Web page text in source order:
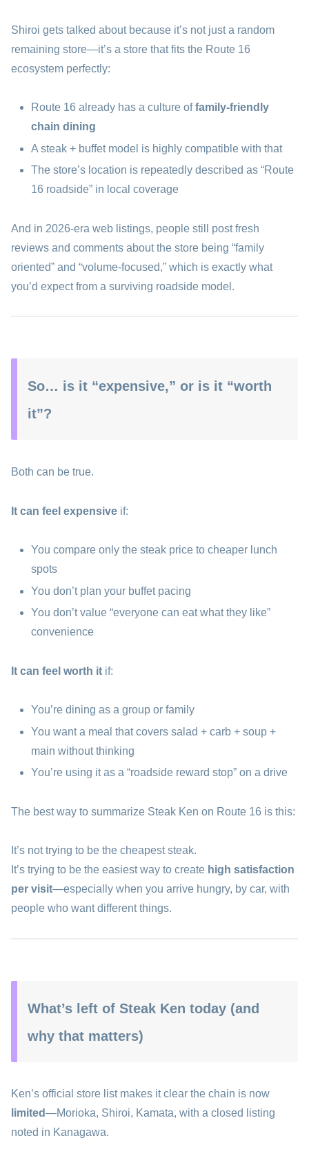
Shiroi gets talked about because it’s not just a random
remaining store—it’s a store that fits the Route 16
ecosystem perfectly:
Route 16 already has a culture offamily-friendly
chain dining
A steak + buffet model is highly compatible with that
The store’s location is repeatedly described as “Route
16 roadside” in local coverage
And in 2026-era web listings, people still post fresh
reviews and comments about the store being “family
oriented” and “volume-focused,” which is exactly what
you’d expect from a surviving roadside model.
So… is it “expensive,” or is it “worth
it”?
Both can be true.
It can feel expensive if:
You compare only the steak price to cheaper lunch
spots
You don’t plan your buffet pacing
You don’t value “everyone can eat what they like”
convenience
It can feel worth it if:
You’re dining as a group or family
You want a meal that covers salad + carb + soup +
main without thinking
You’re using it as a “roadside reward stop” on a drive
The best way to summarize Steak Ken on Route 16 is this:
It’s not trying to be the cheapest steak.
It’s trying to be the easiest way to create high satisfaction
per visit—especially when you arrive hungry, by car, with
people who want different things.
What’s left of Steak Ken today (and
why that matters)
Ken’s official store list makes it clear the chain is now
limited—Morioka, Shiroi, Kamata, with a closed listing
noted in Kanagawa.